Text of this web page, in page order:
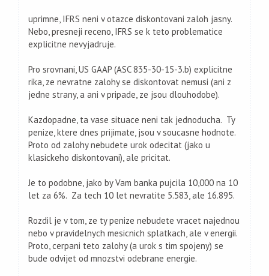
uprimne, IFRS neni v otazce diskontovani zaloh jasny.
Nebo, presneji receno, IFRS se k teto problematice
explicitne nevyjadruje.
Pro srovnani, US GAAP (ASC 835-30-15-3.b) explicitne
rika, ze nevratne zalohy se diskontovat nemusi (ani z
jedne strany, a ani v pripade, ze jsou dlouhodobe).
Kazdopadne, ta vase situace neni tak jednoducha. Ty
penize, ktere dnes prijimate, jsou v soucasne hodnote.
Proto od zalohy nebudete urok odecitat (jako u
klasickeho diskontovani), ale pricitat.
Je to podobne, jako by Vam banka pujcila 10,000 na 10
let za 6%. Za tech 10 let nevratite 5.583, ale 16.895.
Rozdil je v tom, ze ty penize nebudete vracet najednou
nebo v pravidelnych mesicnich splatkach, ale v energii.
Proto, cerpani teto zalohy (a urok s tim spojeny) se
bude odvijet od mnozstvi odebrane energie.